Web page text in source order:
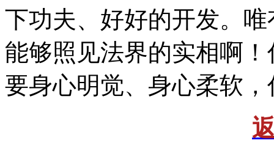
下功夫、好好的开发。
能够照见法界的实相啊
要身心明觉、身心柔软